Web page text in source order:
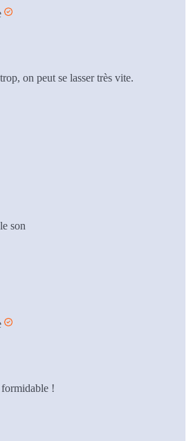
on peut se lasser très vite.
son
!